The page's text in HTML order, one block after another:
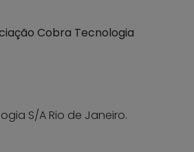
Cobra Tecnologia
S/A Rio de Janeiro.